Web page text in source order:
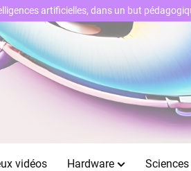
vidéos Hardware Sciences
artificielles, dans un but